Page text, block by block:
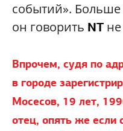
событий».
он говорить NT
Впрочем, судя по
в городе
Мосесов, 19 лет,
отец, опять же если